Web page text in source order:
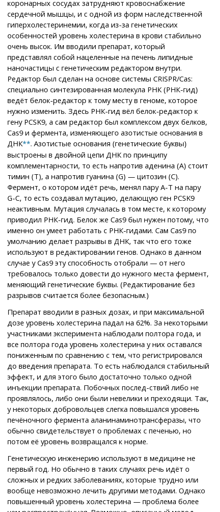
коронарных сосудах затрудняют кровоснабжение
сердечной мышцы, и с одной из форм наследственной
гиперхолестеринемии, когда из-за генетических
особенностей уровень холестерина в крови стабильно
очень высок. Им вводили препарат, который
представлял собой нацеленные на печень липидные
наночастицы с генетическим редактором внутри.
Редактор был сделан на основе системы CRISPR/Cas:
специально синтезированная молекула РНК (РНК-гид)
ведёт белок-редактор к тому месту в геноме, которое
нужно изменить. Здесь РНК-гид вёл белок-редактор к
гену PCSK9, а сам редактор был комплексом двух белков,
Cas9 и фермента, изменяющего азотистые основания в
ДНК**. Азотистые основания (генетические буквы)
выстроены в двойной цепи ДНК по принципу
комплементарности, то есть напротив аденина (А) стоит
тимин (Т), а напротив гуанина (G) — цитозин (C).
Фермент, о котором идёт речь, менял пару А-Т на пару
G-C, то есть создавал мутацию, делающую ген PCSK9
неактивным. Мутация случалась в том месте, к которому
приводил РНК-гид. Белок же Cas9 был нужен потому, что
именно он умеет работать с РНК-гидами. Сам Cas9 по
умолчанию делает разрывы в ДНК, так что его тоже
используют в редактировании генов. Однако в данном
случае у Cas9 эту способность отобрали — от него
требовалось только довести до нужного места фермент,
меняющий генетические буквы. (Редактирование без
разрывов считается более безопасным.)
Препарат вводили в разных дозах, и при максимальной
дозе уровень холестерина падал на 62%. За некоторыми
участниками эксперимента наблюдали полтора года, и
все полтора года уровень холестерина у них оставался
пониженным по сравнению с тем, что регистрировался
до введения препарата. То есть наблюдался стабильный
эффект, и для этого было достаточно только одной
инъекции препарата. Побочных послед-ствий либо не
проявлялось, либо они были невелики и преходящи. Так,
у некоторых добровольцев слегка повышался уровень
печёночного фермента аланинаминотрансферазы, что
обычно свидетельствует о проблемах с печенью, но
потом её уровень возвращался к норме.
Генетическую инженерию используют в медицине не
первый год. Но обычно в таких случаях речь идёт о
сложных и редких заболеваниях, которые трудно или
вообще невозможно лечить другими методами. Однако
повышенный уровень холестерина — проблема более